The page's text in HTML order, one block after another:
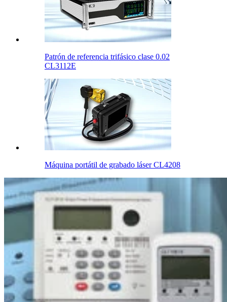
Patrón de referencia trifásico clase 0.02
CL3112E
Máquina portátil de grabado láser CL4208